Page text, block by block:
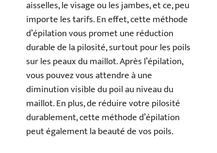
aisselles, le visage ou les jambes, et ce, peu
importe les tarifs. En effet, cette méthode
d’épilation vous promet une réduction
durable de la pilosité, surtout pour les poils
sur les peaux du maillot. Après l’épilation,
vous pouvez vous attendre à une
diminution visible du poil au niveau du
maillot. En plus, de réduire votre pilosité
durablement, cette méthode d’épilation
peut également la beauté de vos poils.